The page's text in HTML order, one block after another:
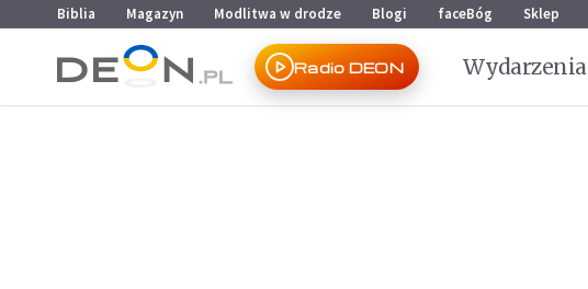
Przejdź do menu głównego
Przejdź do treści
Biblia Magazyn Modlitwa w drodze Blogi faceBóg Sklep
Radio DEON Wydarzenia